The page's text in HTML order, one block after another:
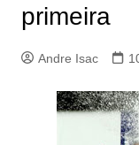
primeira
Andre Isac